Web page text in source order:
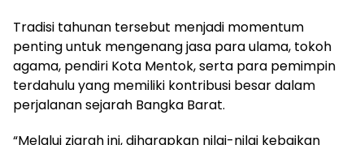
Tradisi tahunan tersebut menjadi momentum
penting untuk mengenang jasa para ulama, tokoh
agama, pendiri Kota Mentok, serta para pemimpin
terdahulu yang memiliki kontribusi besar dalam
perjalanan sejarah Bangka Barat.
“Melalui ziarah ini, diharapkan nilai-nilai kebaikan